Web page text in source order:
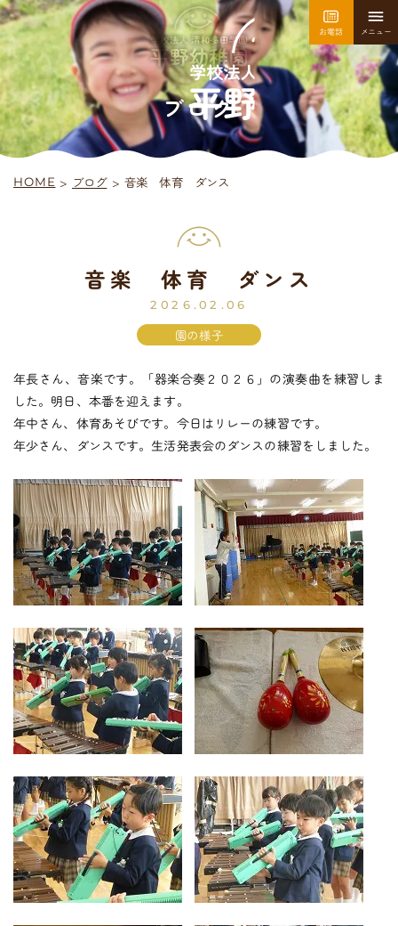
園について 園での生活
平 野 稚 園
入園案内
未 就 園 児 教 室
つくしの会
預かり保育
保 後の課外活動
課外授業
お知らせ ブログ
フォトギャラリー よくあるご質問
プライバシーポリシー
お気軽にご相談ください
メールでお問合せ
24時間年中いつでもお気軽に
072-793-5381
月~金 10:00-18:00
お電話 メニュー
ブログ
HOME > ブログ > 音楽 体育 ダンス
音楽 体育 ダンス
2026.02.06
園の様子
年長さん、音楽です。「器楽合奏２０２６」の演奏曲を練習しま
した。明日、本番を迎えます。
年中さん、体育あそびです。今日はリレーの練習です。
年少さん、ダンスです。生活発表会のダンスの練習をしました。